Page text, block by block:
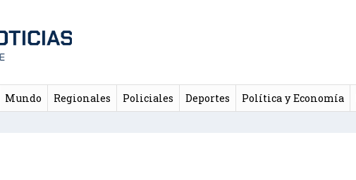
Mundo Regionales Policiales Deportes Política y Economía